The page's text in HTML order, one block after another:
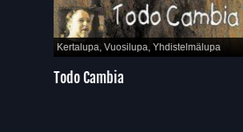
Kertalupa, Vuosilupa, Yhdistelmälupa
Todo Cambia